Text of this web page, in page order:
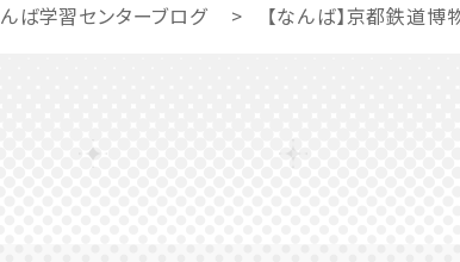
ば学習センターブログ > 【なんば】京都鉄道